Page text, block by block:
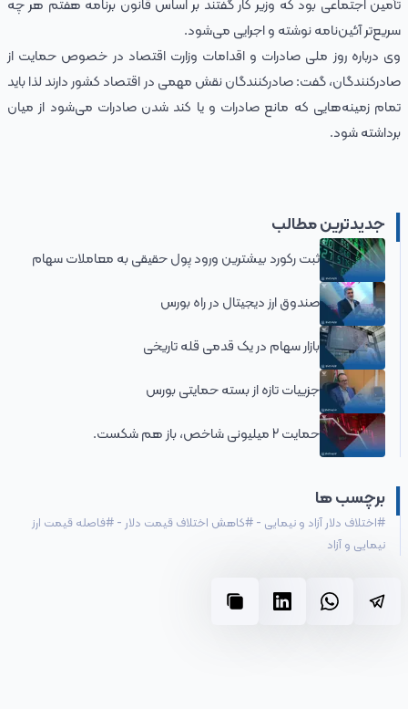
تأمین اجتماعی بود که وزیر کار گفتند بر اساس قانون برنامه هفتم هر چه
سریع‌تر آئین‌نامه نوشته و اجرایی می‌شود.
وی درباره روز ملی صادرات و اقدامات وزارت اقتصاد در خصوص حمایت از
صادرکنندگان، گفت: صادرکنندگان نقش مهمی در اقتصاد کشور دارند لذا باید
تمام زمینه‌هایی که مانع صادرات و یا کند شدن صادرات می‌شود از میان
برداشته شود.
جدیدترین مطالب
ثبت رکورد بیشترین ورود پول حقیقی به معاملات سهام
صندوق ارز دیجیتال در راه بورس
بازار سهام در یک قدمی قله تاریخی
جزییات تازه از بسته حمایتی بورس
حمایت 2 میلیونی شاخص، باز هم شکست.
برچسب ها
#اختلاف دلار آزاد و نیمایی -
#کاهش اختلاف قیمت دلار -
#فاصله قیمت ارز
نیمایی و آزاد